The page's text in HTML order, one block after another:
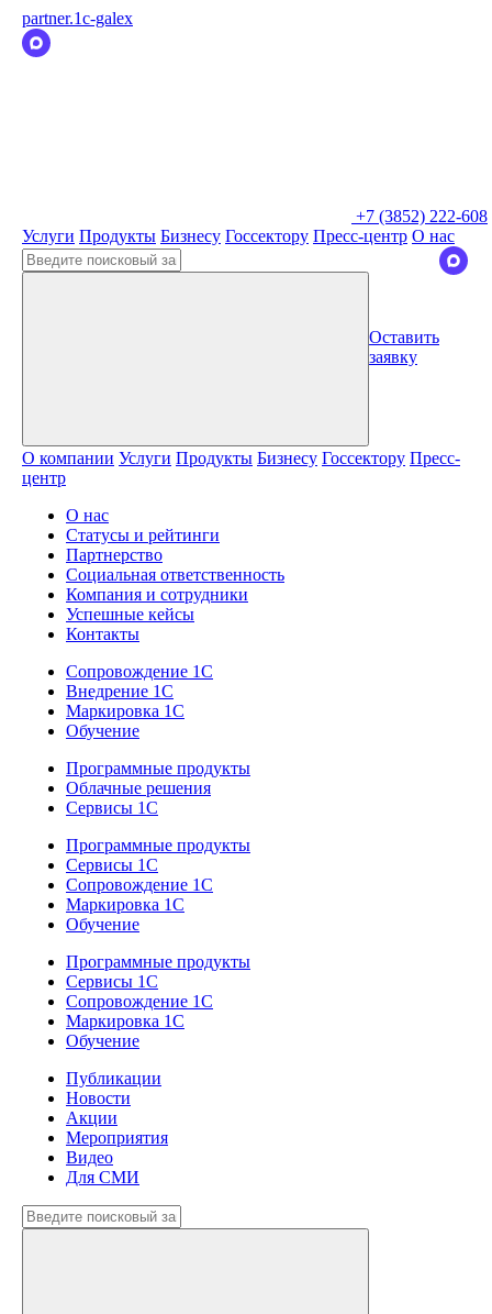
partner.1c-galex
+7 (3852) 222-608
Услуги Продукты Бизнесу Госсектору Пресс-центр О нас
Оставить
заявку
О компании Услуги Продукты Бизнесу Госсектору Пресс-
центр
О нас
Статусы и рейтинги
Партнерство
Социальная ответственность
Компания и сотрудники
Успешные кейсы
Контакты
Сопровождение 1С
Внедрение 1С
Маркировка 1С
Обучение
Программные продукты
Облачные решения
Сервисы 1С
Программные продукты
Сервисы 1С
Сопровождение 1С
Маркировка 1С
Обучение
Программные продукты
Сервисы 1С
Сопровождение 1С
Маркировка 1С
Обучение
Публикации
Новости
Акции
Мероприятия
Видео
Для СМИ